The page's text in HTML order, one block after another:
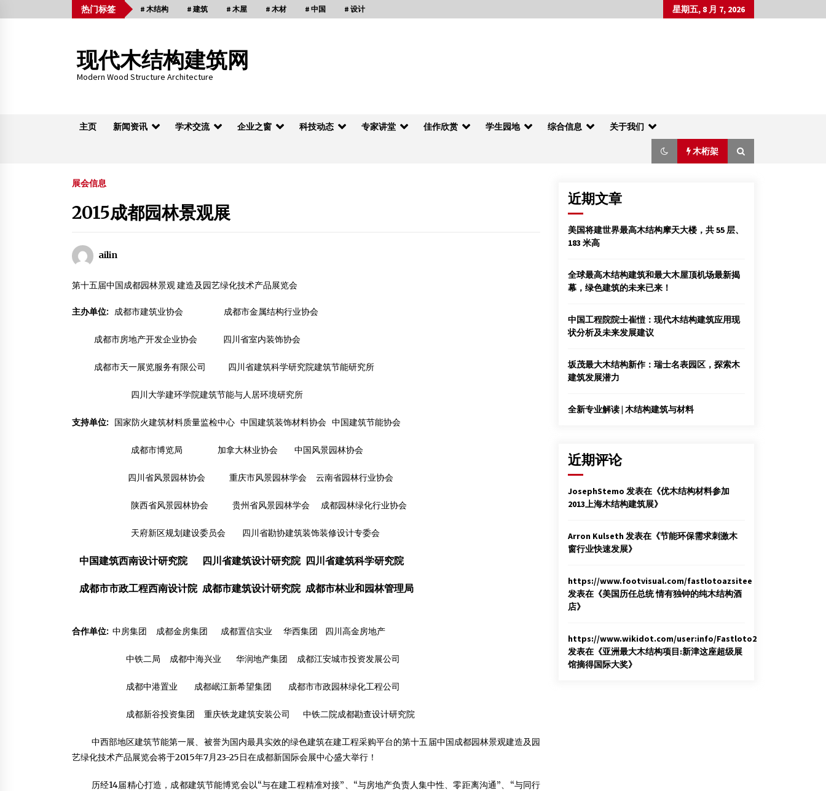
to
热门标签 # 木结构 # 建筑 # 木屋 # 木材 # 中国 # 设计 星期五, 8 月 7, 2026
现代木结构建筑网
Modern Wood Structure Architecture
主页 新闻资讯 学术交流 企业之窗 科技动态 专家讲堂 佳作欣赏 学生园地 综合信息 关于我们
木桁架
木桁架
木屋村打造大跨度异型弯曲胶合木、胶合梁
2012年2月3日
南京新型白蚁灭治药剂获国家专利
2015年7月2日
“神州北极杯”第二届中国木结构设计大赛拉
开帷幕
2014年3月18日
2015年6月17日
话题
成功举办
展会信息
2015成都园林景观展
ailin
第十五届中国成都园林景观 建造及园艺绿化技术产品展览会
主办单位: 成都市建筑业协会 成都市金属结构行业协会
成都市房地产开发企业协会 四川省室内装饰协会
成都市天一展览服务有限公司 四川省建筑科学研究院建筑节能研究所
四川大学建环学院建筑节能与人居环境研究所
支持单位: 国家防火建筑材料质量监检中心 中国建筑装饰材料协会 中国建筑节能协会
成都市博览局 加拿大林业协会 中国风景园林协会
四川省风景园林协会 重庆市风景园林学会 云南省园林行业协会
陕西省风景园林协会 贵州省风景园林学会 成都园林绿化行业协会
天府新区规划建设委员会 四川省勘协建筑装饰装修设计专委会
中国建筑西南设计研究院四川省建筑设计研究院 四川省建筑科学研究院
成都市市政工程西南设计院 成都市建筑设计研究院 成都市林业和园林管理局
合作单位: 中房集团 成都金房集团 成都置信实业 华西集团 四川高金房地产
中铁二局 成都中海兴业 华润地产集团 成都江安城市投资发展公司
成都中港置业 成都岷江新希望集团 成都市市政园林绿化工程公司
成都新谷投资集团 重庆铁龙建筑安装公司 中铁二院成都勘查设计研究院
中西部地区建筑节能第一展、被誉为国内最具实效的绿色建筑在建工程采购平台的第十五届中国成都园林景观建造及园
艺绿化技术产品展览会将于2015年7月23-25日在成都新国际会展中心盛大举行！
历经14届精心打造，成都建筑节能博览会以“与在建工程精准对接”、“与房地产负责人集中性、零距离沟通”、“与同行
近期文章
美国将建世界最高木结构摩天大楼，共 55 层、
183 米高
全球最高木结构建筑和最大木屋顶机场最新揭
幕，绿色建筑的未来已来！
中国工程院院士崔愷：现代木结构建筑应用现
状分析及未来发展建议
坂茂最大木结构新作：瑞士名表园区，探索木
建筑发展潜力
全新专业解读 | 木结构建筑与材料
近期评论
JosephStemo 发表在《优木结构材料参加
2013上海木结构建筑展》
Arron Kulseth发表在《节能环保需求刺激木
窗行业快速发展》
https://www.footvisual.com/fastlotoazsitee
发表在《美国历任总统 情有独钟的纯木结构酒
店》
https://www.wikidot.com/user:info/Fastloto2
发表在《亚洲最大木结构项目:新津这座超级展
馆摘得国际大奖》